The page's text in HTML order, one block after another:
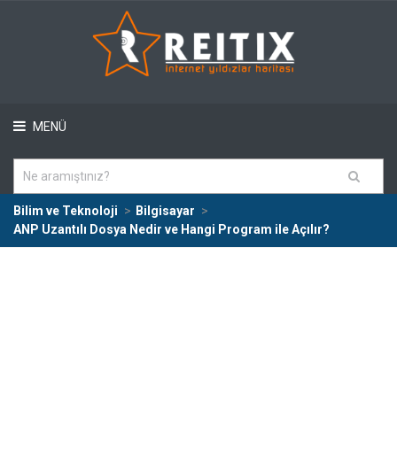
MENÜ
Bilim ve Teknoloji
Bilgisayar
ANP Uzantılı Dosya Nedir ve Hangi Program ile Açılır?